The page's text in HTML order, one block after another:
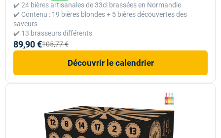
✔️ 24 bières artisanales de 33cl brassées en Normandie
✔️ Contenu : 19 bières blondes + 5 bières découvertes des
saveurs
✔️ 13 brasseurs différents
89,90 €105,77 €
Découvrir le calendrier